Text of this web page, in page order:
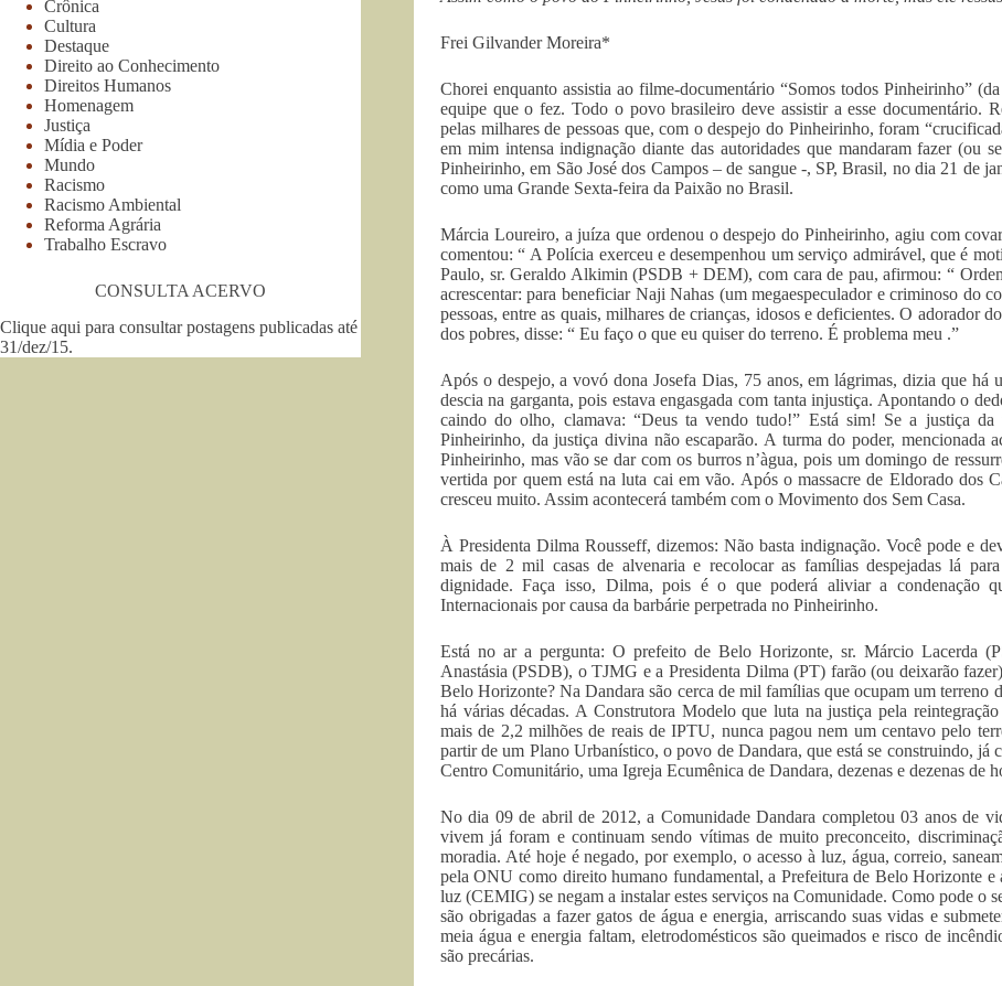
Frei Gilvander Moreira*
Chorei enquanto assistia ao filme-documentário “Somos todos Pinheirinho”
equipe que o fez. Todo o povo brasileiro deve assistir a esse documentário.
pelas milhares de pessoas que, com o despejo do Pinheirinho, foram
em mim intensa indignação diante das autoridades que mandaram fazer (ou
Pinheirinho, em São José dos Campos – de sangue -, SP, Brasil, no dia 21 de
como uma Grande Sexta-feira da Paixão no Brasil.
Márcia Loureiro, a juíza que ordenou o despejo do Pinheirinho, agiu com
comentou: “ A Polícia exerceu e desempenhou um serviço admirável, que é
Paulo, sr. Geraldo Alkimin (PSDB + DEM), com cara de pau, afirmou: “
acrescentar: para beneficiar Naji Nahas (um megaespeculador e criminoso do
pessoas, entre as quais, milhares de crianças, idosos e deficientes. O adorador
dos pobres, disse: “ Eu faço o que eu quiser do terreno. É problema meu .”
Após o despejo, a vovó dona Josefa Dias, 75 anos, em lágrimas, dizia que há
descia na garganta, pois estava engasgada com tanta injustiça. Apontando o
caindo do olho, clamava: “Deus ta vendo tudo!” Está sim! Se a justiça da
Pinheirinho, da justiça divina não escaparão. A turma do poder, mencionada
Pinheirinho, mas vão se dar com os burros n’àgua, pois um domingo de
vertida por quem está na luta cai em vão. Após o massacre de Eldorado dos
cresceu muito. Assim acontecerá também com o Movimento dos Sem Casa.
À Presidenta Dilma Rousseff, dizemos: Não basta indignação. Você pode e
mais de 2 mil casas de alvenaria e recolocar as famílias despejadas lá
dignidade. Faça isso, Dilma, pois é o que poderá aliviar a condenação
Internacionais por causa da barbárie perpetrada no Pinheirinho.
Está no ar a pergunta: O prefeito de Belo Horizonte, sr. Márcio Lacerda
Anastásia (PSDB), o TJMG e a Presidenta Dilma (PT) farão (ou deixarão
Belo Horizonte? Na Dandara são cerca de mil famílias que ocupam um terreno
há várias décadas. A Construtora Modelo que luta na justiça pela
mais de 2,2 milhões de reais de IPTU, nunca pagou nem um centavo pelo
partir de um Plano Urbanístico, o povo de Dandara, que está se construindo, já
Centro Comunitário, uma Igreja Ecumênica de Dandara, dezenas e dezenas de
No dia 09 de abril de 2012, a Comunidade Dandara completou 03 anos de
vivem já foram e continuam sendo vítimas de muito preconceito,
moradia. Até hoje é negado, por exemplo, o acesso à luz, água, correio,
pela ONU como direito humano fundamental, a Prefeitura de Belo Horizonte e
luz (CEMIG) se negam a instalar estes serviços na Comunidade. Como pode o
são obrigadas a fazer gatos de água e energia, arriscando suas vidas e
meia água e energia faltam, eletrodomésticos são queimados e risco de
são precárias.
Crônica
Cultura
Destaque
Direito ao Conhecimento
Direitos Humanos
Homenagem
Justiça
Mídia e Poder
Mundo
Racismo
Racismo Ambiental
Reforma Agrária
Trabalho Escravo
CONSULTA ACERVO
Clique aqui para consultar postagens publicadas até
31/dez/15.